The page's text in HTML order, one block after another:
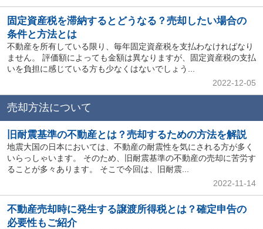
固定資産税を滞納するとどうなる？売却したい場合の
条件と方法とは
不動産を所有している限り、毎年固定資産税を支払わなければなり
ません。 評価額によっても金額は異なりますが、固定資産税の支払
いを負担に感じている方も少なくはないでしょう...
2022-12-05
売却方法について
旧耐震基準の不動産とは？売却するための方法を解説
地震大国の日本においては、不動産の耐震性を気にされる方が多く
いらっしゃいます。 そのため、旧耐震基準の不動産の売却に苦労す
ることが多々あります。 そこで今回は、旧耐震...
2022-11-14
不動産売却時に発生する譲渡所得税とは？確定申告の
必要性もご紹介